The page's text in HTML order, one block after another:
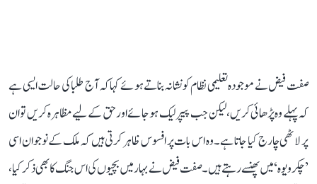
صفت فیض نے موجودہ تعلیمی نظام کو نشانہ بناتے ہوئے کہا کہ آج طلبا کی حالت ایسی ہے
کہ پہلے وہ پڑھائی کریں، لیکن جب پیپر لیک ہو جائے اور حق کے لیے مظاہرہ کریں تو ان
پر لاٹھی چارج کیا جاتا ہے۔ وہ اس بات پر افسوس ظاہر کرتی ہیں کہ ملک کے نوجوان اسی
’چکرویوہ‘ میں پھنسے رہتے ہیں۔ صفت فیض نے بہار میں بچیوں کی اس جنگ کا بھی ذکر کیا،